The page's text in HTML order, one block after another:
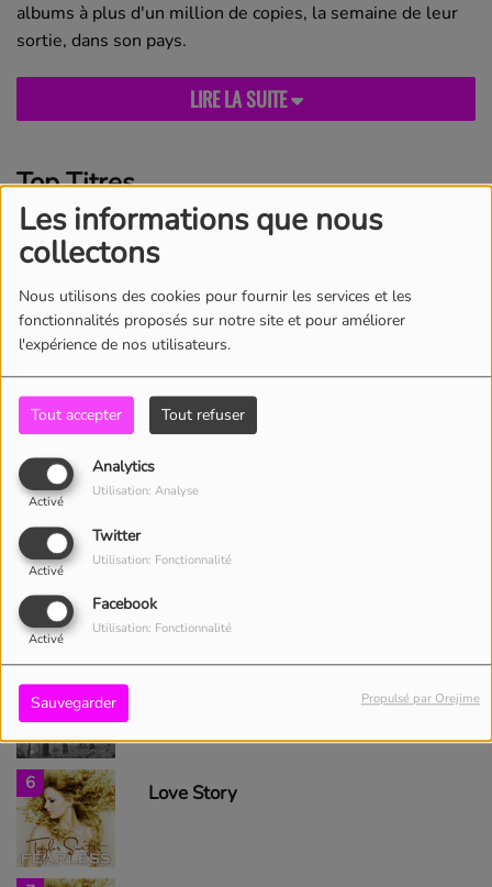
Les informations que nous
collectons
Nous utilisons des cookies pour fournir les services et les
fonctionnalités proposés sur notre site et pour améliorer
l'expérience de nos utilisateurs.
Tout accepter Tout refuser
Analytics
Activé
Utilisation: Analyse
Twitter
Activé
Utilisation: Fonctionnalité
Facebook
Activé
Utilisation: Fonctionnalité
Sauvegarder Propulsé par Orejime
albums à plus d'un million de copies, la semaine de leur
sortie, dans son pays.
LIRE LA SUITE
Top Titres
1 Blank Space
2 Cruel Summer
3 Shake It Off
4
5
6 Love Story